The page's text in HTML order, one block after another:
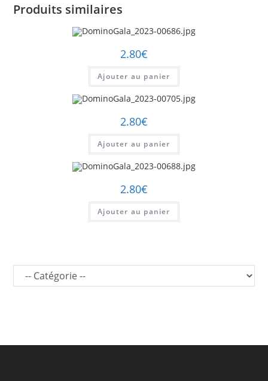
Produits similaires
2.80€
Ajouter au panier
2.80€
Ajouter au panier
2.80€
Ajouter au panier